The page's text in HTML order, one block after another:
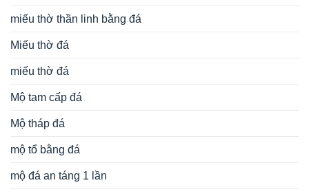
miếu thờ thần linh bằng đá
Miếu thờ đá
miếu thờ đá
Mộ tam cấp đá
Mộ tháp đá
mộ tổ bằng đá
mộ đá an táng 1 lần